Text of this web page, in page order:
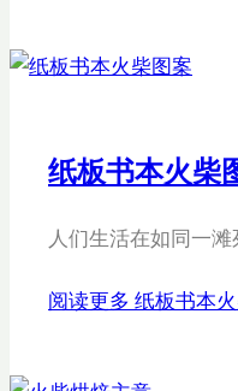
纸板书本火柴
人们生活在如同一
阅读更多 纸板书本